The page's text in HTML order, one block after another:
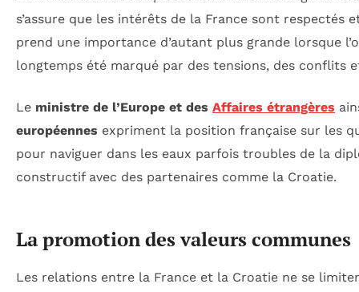
s’assure que les intérêts de la France sont respectés
prend une importance d’autant plus grande lorsque
longtemps été marqué par des tensions, des conflits
Le ministre de l’Europe et des Affaires étrangères
européennes expriment la position française sur les
pour naviguer dans les eaux parfois troubles de la
constructif avec des partenaires comme la Croatie.
La promotion des valeurs communes
Les relations entre la France et la Croatie ne se